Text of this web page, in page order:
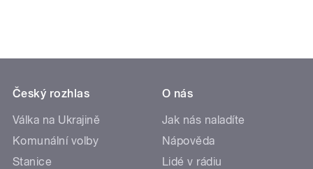
Český rozhlas
Válka na Ukrajině
Komunální volby
Stanice
O nás
Jak nás naladíte
Nápověda
Lidé v rádiu